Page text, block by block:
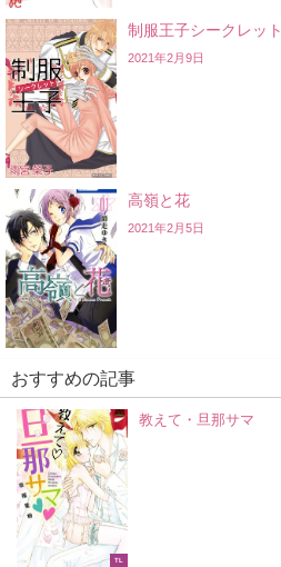
制服王子シークレット
2021年2月9日
高嶺と花
2021年2月5日
おすすめの記事
TL
教えて・旦那サマ